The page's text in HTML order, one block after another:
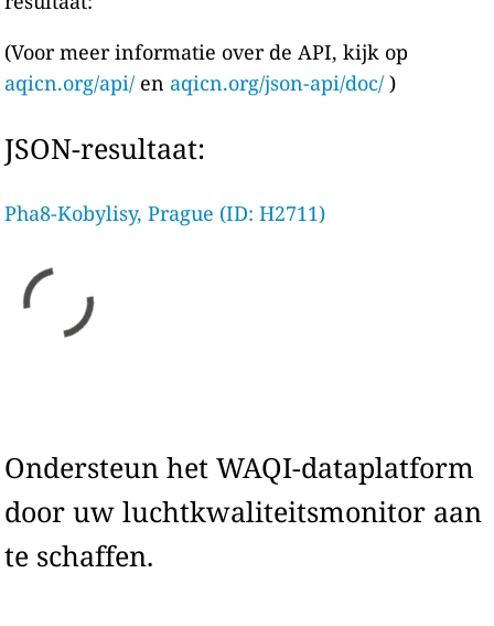
(Voor meer informatie over de API, kijk op
aqicn.org/api/ en aqicn.org/json-api/doc/ )
JSON-resultaat:
Pha8-Kobylisy, Prague (ID: H2711)
Ondersteun het WAQI-dataplatform
door uw luchtkwaliteitsmonitor aan
te schaffen.